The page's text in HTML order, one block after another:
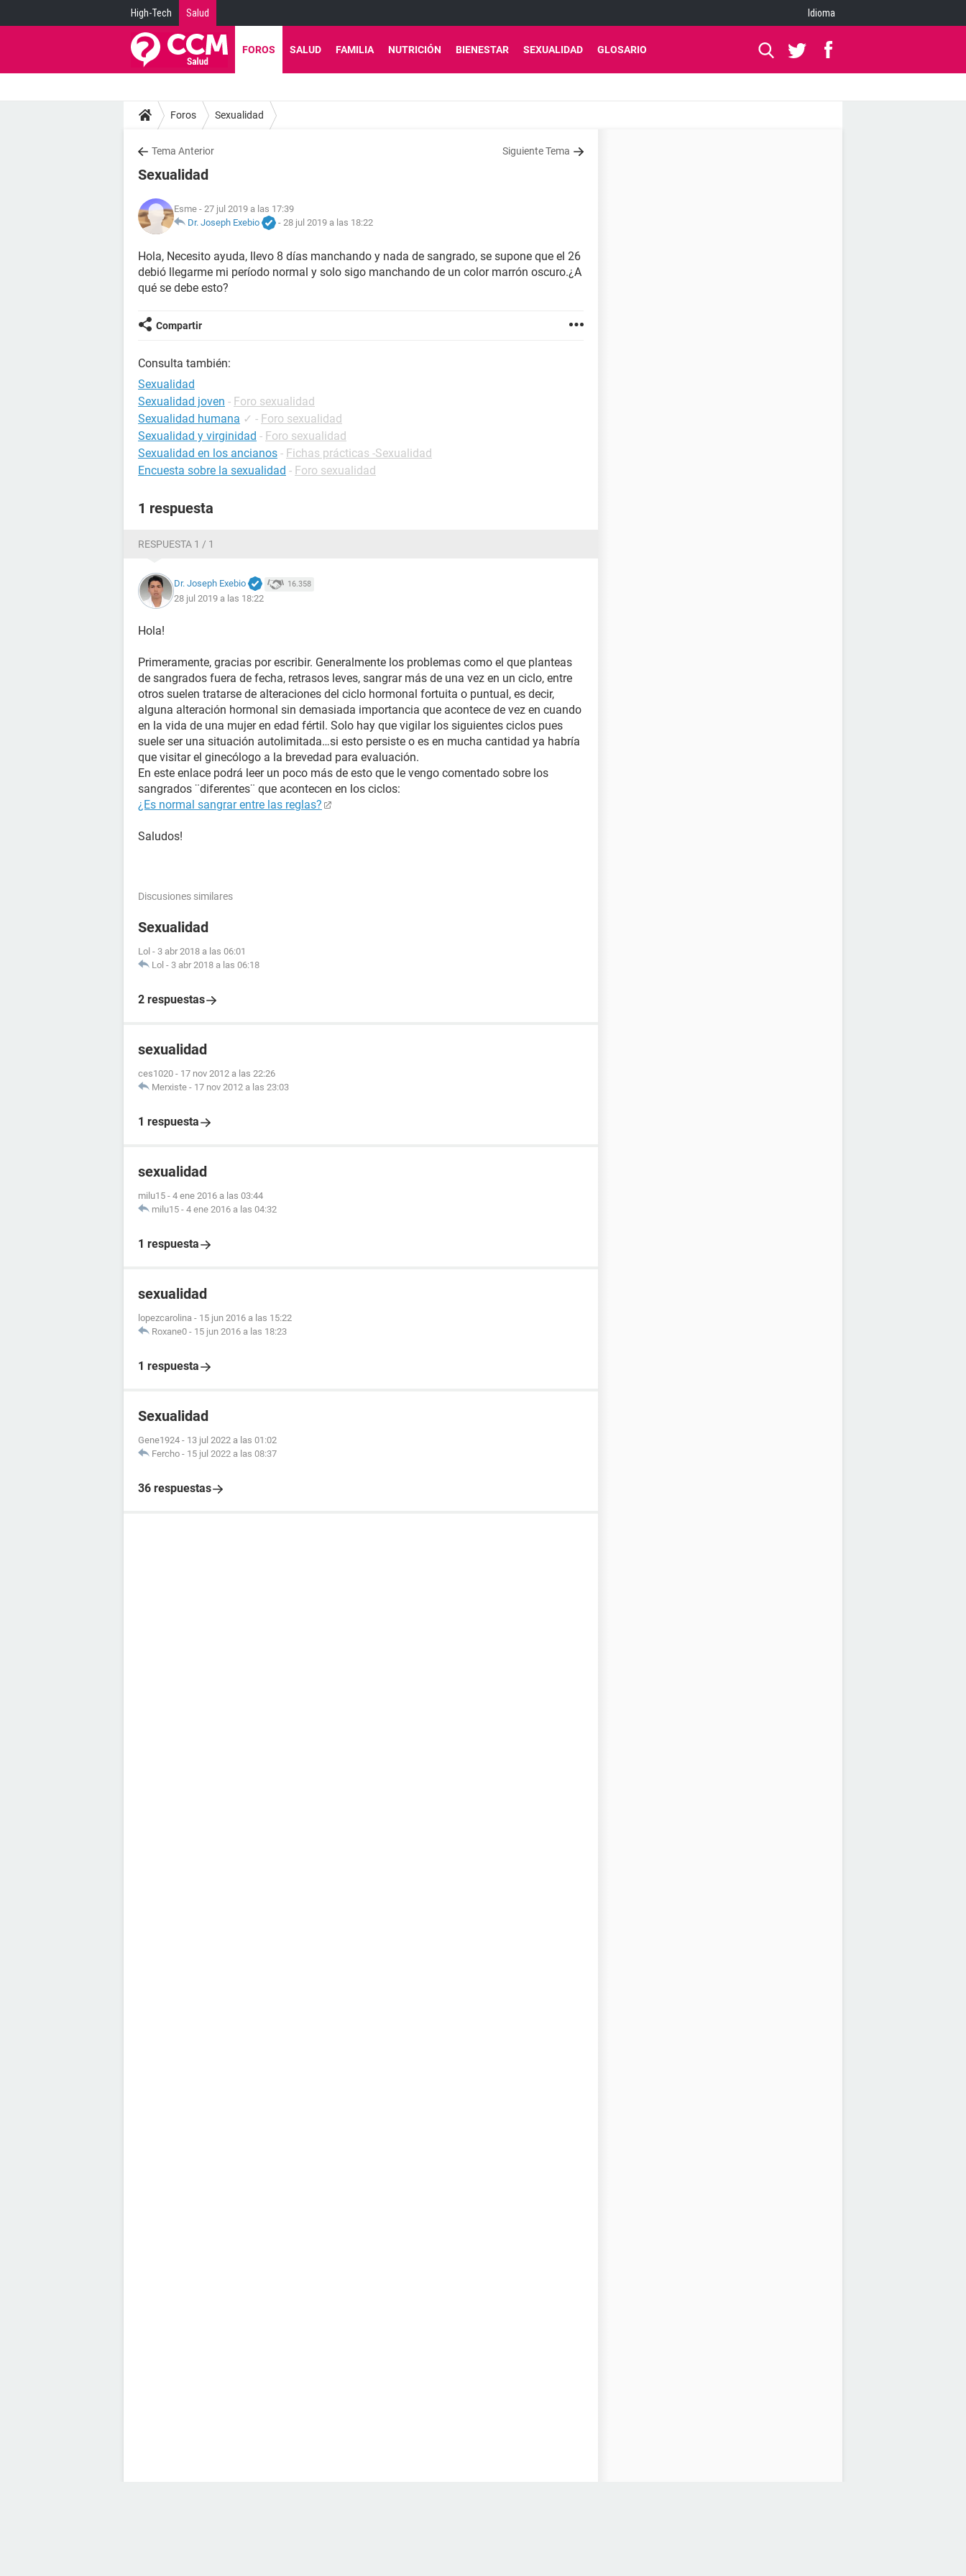
High-Tech Salud Idioma
FOROS SALUD FAMILIA NUTRICIÓN BIENESTAR SEXUALIDAD GLOSARIO
Foros Sexualidad
Tema Anterior Siguiente Tema
Sexualidad
Esme - 27 jul 2019 a las 17:39
Dr. Joseph Exebio
- 28 jul 2019 a las 18:22
Hola, Necesito ayuda, llevo 8 días manchando y nada de sangrado, se supone que el 26
debió llegarme mi período normal y solo sigo manchando de un color marrón oscuro.¿A
qué se debe esto?
Compartir
Consulta también:
Sexualidad
Sexualidad joven - Foro sexualidad
Sexualidad humana ✓ - Foro sexualidad
Sexualidad y virginidad - Foro sexualidad
Sexualidad en los ancianos - Fichas prácticas -Sexualidad
Encuesta sobre la sexualidad - Foro sexualidad
1 respuesta
RESPUESTA 1 / 1
Dr. Joseph Exebio 16.358
28 jul 2019 a las 18:22
Hola!
Primeramente, gracias por escribir. Generalmente los problemas como el que planteas
de sangrados fuera de fecha, retrasos leves, sangrar más de una vez en un ciclo, entre
otros suelen tratarse de alteraciones del ciclo hormonal fortuita o puntual, es decir,
alguna alteración hormonal sin demasiada importancia que acontece de vez en cuando
en la vida de una mujer en edad fértil. Solo hay que vigilar los siguientes ciclos pues
suele ser una situación autolimitada…si esto persiste o es en mucha cantidad ya habría
que visitar el ginecólogo a la brevedad para evaluación.
En este enlace podrá leer un poco más de esto que le vengo comentado sobre los
sangrados ¨diferentes¨ que acontecen en los ciclos:
¿Es normal sangrar entre las reglas?
Saludos!
Discusiones similares
Sexualidad
Lol - 3 abr 2018 a las 06:01
Lol - 3 abr 2018 a las 06:18
2 respuestas
sexualidad
ces1020 - 17 nov 2012 a las 22:26
Merxiste - 17 nov 2012 a las 23:03
1 respuesta
sexualidad
milu15 - 4 ene 2016 a las 03:44
milu15 - 4 ene 2016 a las 04:32
1 respuesta
sexualidad
lopezcarolina - 15 jun 2016 a las 15:22
Roxane0 - 15 jun 2016 a las 18:23
1 respuesta
Sexualidad
Gene1924 - 13 jul 2022 a las 01:02
Fercho - 15 jul 2022 a las 08:37
36 respuestas